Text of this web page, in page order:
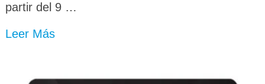
partir del 9 …
Leer Más